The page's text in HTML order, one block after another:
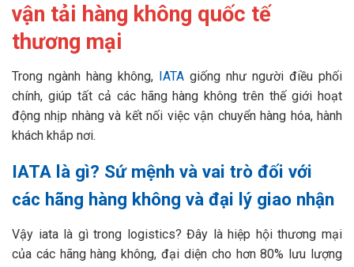
vận tải hàng không quốc tế
thương mại
Trong ngành hàng không, IATA giống như người điều phối
chính, giúp tất cả các hãng hàng không trên thế giới hoạt
động nhịp nhàng và kết nối việc vận chuyển hàng hóa, hành
khách khắp nơi.
IATA là gì? Sứ mệnh và vai trò đối với
các hãng hàng không và đại lý giao nhận
Vậy iata là gì trong logistics? Đây là hiệp hội thương mại
của các hãng hàng không, đại diện cho hơn 80% lưu lượng